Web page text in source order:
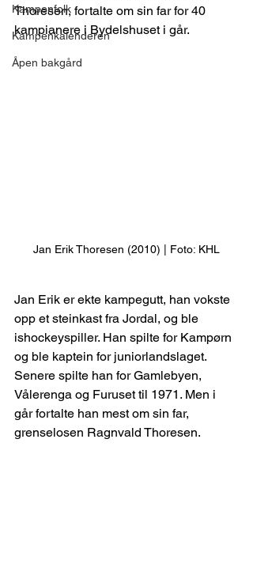
Kampenfolk
Kampenkalenderen
Åpen bakgård
Thoresen, fortalte om sin far for 40
kampianere i Bydelshuset i går.
Jan Erik Thoresen (2010) | Foto: KHL
Jan Erik er ekte kampegutt, han vokste
opp et steinkast fra Jordal, og ble
ishockeyspiller. Han spilte for Kampørn
og ble kaptein for juniorlandslaget.
Senere spilte han for Gamlebyen,
Vålerenga og Furuset til 1971. Men i
går fortalte han mest om sin far,
grenselosen Ragnvald Thoresen.